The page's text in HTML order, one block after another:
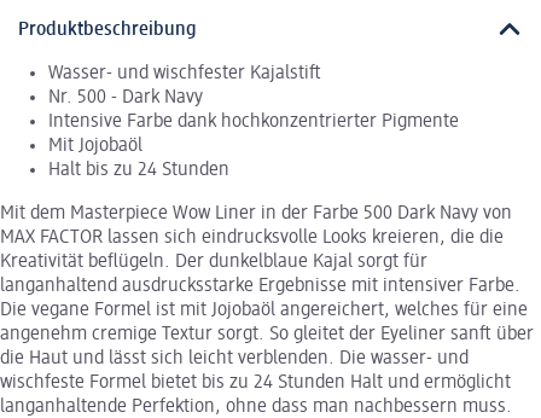
Produktbeschreibung
Wasser- und wischfester Kajalstift
Nr. 500 - Dark Navy
Intensive Farbe dank hochkonzentrierter Pigmente
Mit Jojobaöl
Halt bis zu 24 Stunden
Mit dem Masterpiece Wow Liner in der Farbe 500 Dark Navy von
MAX FACTOR lassen sich eindrucksvolle Looks kreieren, die die
Kreativität beflügeln. Der dunkelblaue Kajal sorgt für
langanhaltend ausdrucksstarke Ergebnisse mit intensiver Farbe.
Die vegane Formel ist mit Jojobaöl angereichert, welches für eine
angenehm cremige Textur sorgt. So gleitet der Eyeliner sanft über
die Haut und lässt sich leicht verblenden. Die wasser- und
wischfeste Formel bietet bis zu 24 Stunden Halt und ermöglicht
langanhaltende Perfektion, ohne dass man nachbessern muss.